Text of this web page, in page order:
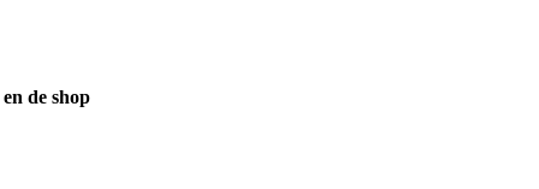
de shop